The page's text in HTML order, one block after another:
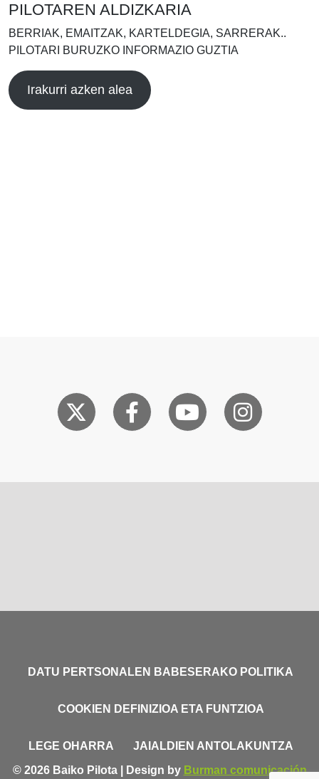
PILOTAREN ALDIZKARIA
BERRIAK, EMAITZAK, KARTELDEGIA, SARRERAK..
PILOTARI BURUZKO INFORMAZIO GUZTIA
Irakurri azken alea
DATU PERTSONALEN BABESERAKO POLITIKA
COOKIEN DEFINIZIOA ETA FUNTZIOA
LEGE OHARRA
JAIALDIEN ANTOLAKUNTZA
© 2026 Baiko Pilota | Design by Burman comunicación